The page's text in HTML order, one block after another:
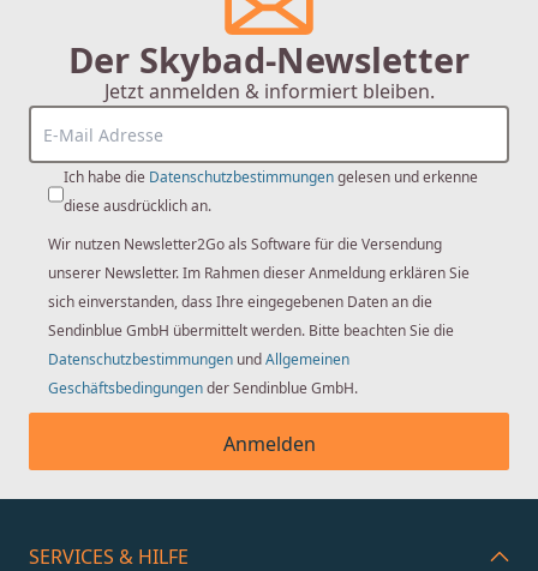
Der Skybad-Newsletter
Jetzt anmelden & informiert bleiben.
Ich habe die Datenschutzbestimmungengelesen und erkenne
diese ausdrücklich an.
Wir nutzen Newsletter2Go als Software für die Versendung
unserer Newsletter. Im Rahmen dieser Anmeldung erklären Sie
sich einverstanden, dass Ihre eingegebenen Daten an die
Sendinblue GmbH übermittelt werden. Bitte beachten Sie die
Datenschutzbestimmungen undAllgemeinen
Geschäftsbedingungender Sendinblue GmbH.
Anmelden
SERVICES & HILFE